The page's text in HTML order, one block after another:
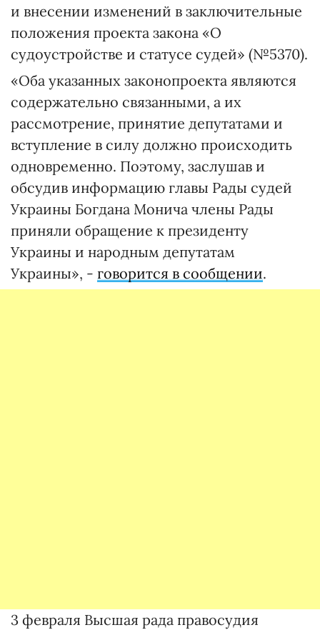
и внесении изменений в заключительные
положения проекта закона «О
судоустройстве и статусе судей» (№5370).
«Оба указанных законопроекта являются
содержательно связанными, а их
рассмотрение, принятие депутатами и
вступление в силу должно происходить
одновременно. Поэтому, заслушав и
обсудив информацию главы Рады судей
Украины Богдана Монича члены Рады
приняли обращение к президенту
Украины и народным депутатам
Украины», - говорится в сообщении.
3 февраля Высшая рада правосудия